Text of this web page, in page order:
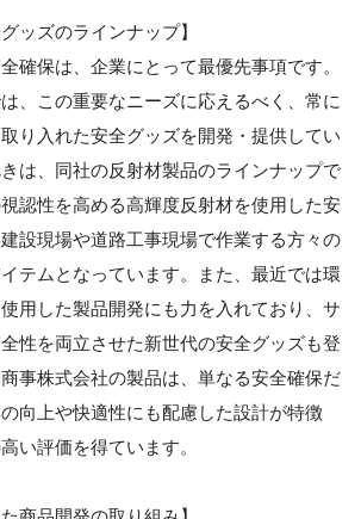
ッズのラインナップ】
確保は、企業にとって最優先事項です。
、この重要なニーズに応えるべく、常に
り入れた安全グッズを開発・提供してい
は、同社の反射材製品のラインナップで
認性を高める高輝度反射材を使用した安
設現場や道路工事現場で作業する方々の
テムとなっています。また、最近では環
用した製品開発にも力を入れており、サ
性を両立させた新世代の安全グッズも登
事株式会社の製品は、単なる安全確保だ
向上や快適性にも配慮した設計が特徴
い評価を得ています。